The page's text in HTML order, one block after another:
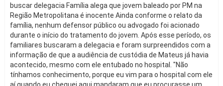
buscar delegacia Família alega que jovem baleado por PM na
Região Metropolitana é inocente Ainda conforme o relato da
família, nenhum defensor público ou advogado foi acionado
durante o início do tratamento do jovem. Após esse período, os
familiares buscaram a delegacia e foram surpreendidos com a
informação de que a audiência de custódia de Mateus já havia
acontecido, mesmo com ele entubado no hospital. "Não
tínhamos conhecimento, porque eu vim para o hospital com ele